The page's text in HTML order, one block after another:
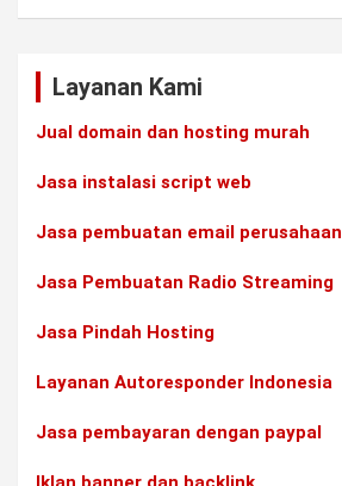
Layanan Kami
Jual domain dan hosting murah
Jasa instalasi script web
Jasa pembuatan email perusahaan
Jasa Pembuatan Radio Streaming
Jasa Pindah Hosting
Layanan Autoresponder Indonesia
Jasa pembayaran dengan paypal